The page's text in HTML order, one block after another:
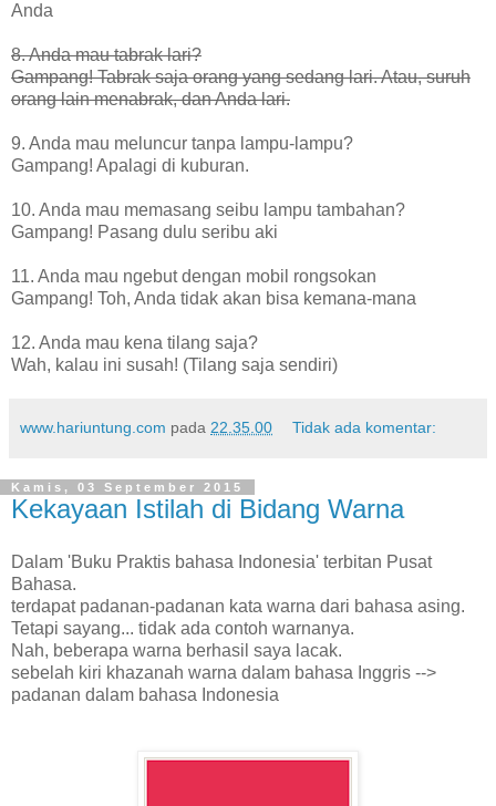
Anda
8. Anda mau tabrak lari?
Gampang! Tabrak saja orang yang sedang lari. Atau, suruh
orang lain menabrak, dan Anda lari.
9. Anda mau meluncur tanpa lampu-lampu?
Gampang! Apalagi di kuburan.
10. Anda mau memasang seibu lampu tambahan?
Gampang! Pasang dulu seribu aki
11. Anda mau ngebut dengan mobil rongsokan
Gampang! Toh, Anda tidak akan bisa kemana-mana
12. Anda mau kena tilang saja?
Wah, kalau ini susah! (Tilang saja sendiri)
www.hariuntung.com pada 22.35.00 Tidak ada komentar:
Kamis, 03 September 2015
Kekayaan Istilah di Bidang Warna
Dalam 'Buku Praktis bahasa Indonesia' terbitan Pusat
Bahasa.
terdapat padanan-padanan kata warna dari bahasa asing.
Tetapi sayang... tidak ada contoh warnanya.
Nah, beberapa warna berhasil saya lacak.
sebelah kiri khazanah warna dalam bahasa Inggris -->
padanan dalam bahasa Indonesia